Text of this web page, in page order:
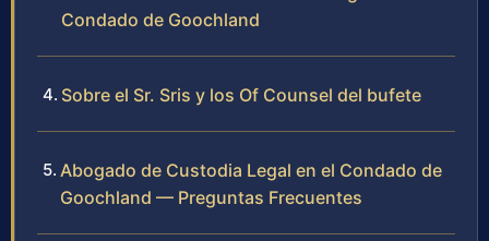
Condado de Goochland
Sobre el Sr. Sris y los Of Counsel del bufete
Abogado de Custodia Legal en el Condado de
Goochland — Preguntas Frecuentes